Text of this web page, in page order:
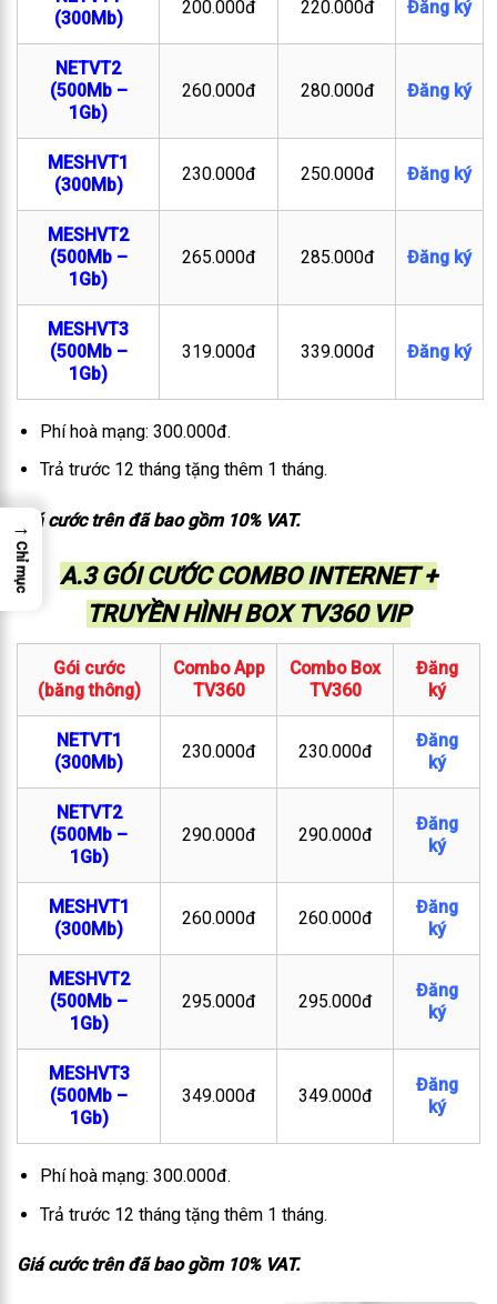
(300Mb)
200.000đ 220.000đ Đăng ký
NETVT2
(500Mb –
1Gb)
260.000đ 280.000đ Đăng ký
MESHVT1
(300Mb)
230.000đ 250.000đ Đăng ký
MESHVT2
(500Mb –
1Gb)
265.000đ 285.000đ Đăng ký
MESHVT3
(500Mb –
1Gb)
319.000đ 339.000đ Đăng ký
Phí hoà mạng: 300.000đ.
Trả trước 12 tháng tặng thêm 1 tháng.
Giá cước trên đã bao gồm 10% VAT.
A.3 GÓI CƯỚC COMBO INTERNET +
TRUYỀN HÌNH BOX TV360 VIP
Gói cước
(băng thông)
Combo App
TV360
Combo Box
TV360
Đăng
ký
NETVT1
(300Mb)
230.000đ 230.000đ
Đăng
ký
NETVT2
(500Mb –
1Gb)
290.000đ 290.000đ
Đăng
ký
MESHVT1
(300Mb)
260.000đ 260.000đ
Đăng
ký
MESHVT2
(500Mb –
1Gb)
295.000đ 295.000đ
Đăng
ký
MESHVT3
(500Mb –
1Gb)
349.000đ 349.000đ
Đăng
ký
Phí hoà mạng: 300.000đ.
Trả trước 12 tháng tặng thêm 1 tháng.
Giá cước trên đã bao gồm 10% VAT.
→
Chỉ mục